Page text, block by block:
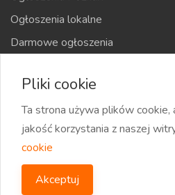
Ogłoszenia lokalne
Darmowe ogłoszenia
Mapa strony
2026 eOglaszamy | Wszystkie
Pliki cookie
Ta strona używa plików cookie,
jakość korzystania z naszej
cookie
Akceptuj